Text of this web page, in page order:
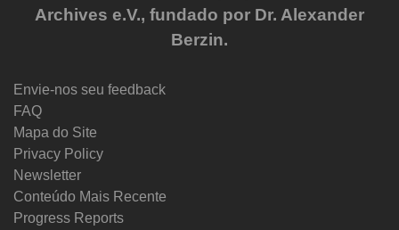
Archives e.V., fundado por Dr. Alexander
Berzin.
Envie-nos seu feedback
FAQ
Mapa do Site
Privacy Policy
Newsletter
Conteúdo Mais Recente
Progress Reports